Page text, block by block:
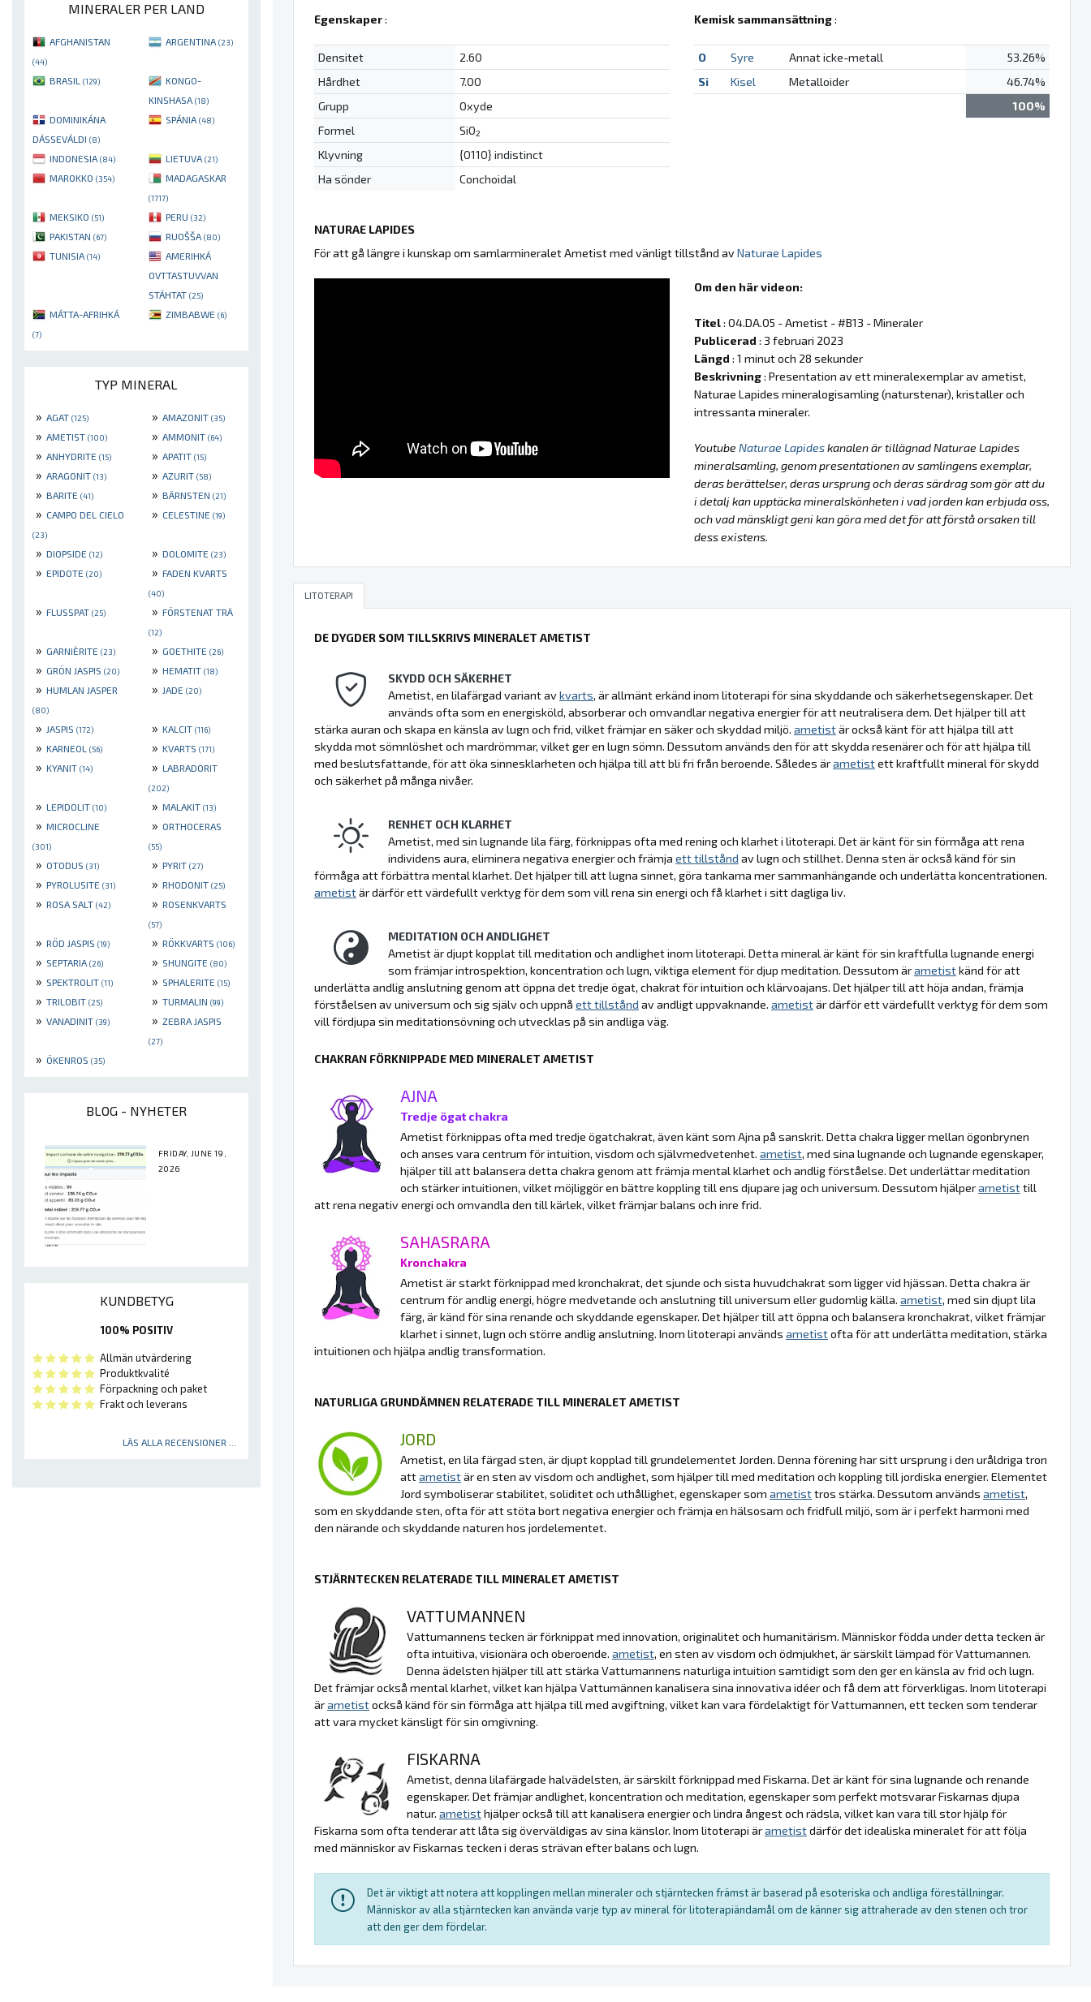
MINERALER PER LAND
AFGHANISTAN
(44)
ARGENTINA (23)
BRASIL (129)
KONGO-
KINSHASA (18)
DOMINIKÁNA
DÁSSEVÁLDI (8)
SPÁNIA (48)
INDONESIA (84) LIETUVA (21)
MAROKKO (354) MADAGASKAR
(1717)
MEKSIKO (51) PERU (32)
PAKISTAN (67) RUOŠŠA (80)
TUNISIA (14)
AMERIHKÁ
OVTTASTUVVAN
STÁHTAT (25)
MÁTTA-AFRIHKÁ
(7)
ZIMBABWE (6)
TYP MINERAL
» AGAT (125) » AMAZONIT (35)
» AMETIST (100) » AMMONIT (64)
» ANHYDRITE (15) » APATIT (15)
» ARAGONIT (13) » AZURIT (58)
» BARITE (41) » BÄRNSTEN (21)
» CAMPO DEL CIELO
(23)
» CELESTINE (19)
» DIOPSIDE (12) » DOLOMITE (23)
» EPIDOTE (20) » FADEN KVARTS
(40)
» FLUSSPAT (25) » FÖRSTENAT TRÄ
(12)
» GARNIÈRITE (23) » GOETHITE (26)
» GRÖN JASPIS (20) » HEMATIT (18)
» HUMLAN JASPER
(80)
» JADE (20)
» JASPIS (172) » KALCIT (116)
» KARNEOL (56) » KVARTS (171)
» KYANIT (14) » LABRADORIT
(202)
» LEPIDOLIT (10) » MALAKIT (13)
» MICROCLINE
(301)
» ORTHOCERAS
(55)
» OTODUS (31) » PYRIT (27)
» PYROLUSITE (31) » RHODONIT (25)
» ROSA SALT (42) » ROSENKVARTS
(57)
» RÖD JASPIS (19) » RÖKKVARTS (106)
» SEPTARIA (26) » SHUNGITE (80)
» SPEKTROLIT (11) » SPHALERITE (15)
» TRILOBIT (25) » TURMALIN (99)
» VANADINIT (39) » ZEBRA JASPIS
(27)
» ÖKENROS (35)
BLOG - NYHETER
FRIDAY, JUNE 19,
2026
KUNDBETYG
100% POSITIV
Allmän utvärdering
Produktkvalité
Förpackning och paket
Frakt och leverans
LÄS ALLA RECENSIONER ...
Egenskaper:
Densitet
2.60
Hårdhet
7.00
Grupp
Oxyde
Formel
SiO2
Klyvning
{0110} indistinct
Ha sönder
Conchoidal
Kemisk sammansättning:
O Syre Annat icke-metall
53.26%
Si
Kisel Metalloider
46.74%
100%
NATURAE LAPIDES
För att gå längre i kunskap om samlarmineralet Ametist med vänligt tillstånd avNaturae Lapides
Om den här videon:
Titel: 04.DA.05 - Ametist - #B13 - Mineraler
Publicerad : 3 februari 2023
Längd : 1 minut och 28 sekunder
Beskrivning: Presentation av ett mineralexemplar av ametist,
Naturae Lapides mineralogisamling (naturstenar), kristaller och
intressanta mineraler.
Youtube Naturae Lapideskanalen är tillägnad Naturae Lapides
mineralsamling, genom presentationen av samlingens exemplar,
deras berättelser, deras ursprung och deras särdrag som gör att du
i detalj kan upptäcka mineralskönheten i vad jorden kan erbjuda oss,
och vad mänskligt geni kan göra med det för att förstå orsaken till
dess existens.
LITOTERAPI
DE DYGDER SOM TILLSKRIVS MINERALET AMETIST
SKYDD OCH SÄKERHET
Ametist, en lilafärgad variant avkvarts, är allmänt erkänd inom litoterapi för sina skyddande och säkerhetsegenskaper. Det
används ofta som en energisköld, absorberar och omvandlar negativa energier för att neutralisera dem. Det hjälper till att
stärka auran och skapa en känsla av lugn och frid, vilket främjar en säker och skyddad miljö. ametistär också känt för att hjälpa till att
skydda mot sömnlöshet och mardrömmar, vilket ger en lugn sömn. Dessutom används den för att skydda resenärer och för att hjälpa till
med beslutsfattande, för att öka sinnesklarheten och hjälpa till att bli fri från beroende. Således ärametistett kraftfullt mineral för skydd
och säkerhet på många nivåer.
RENHET OCH KLARHET
Ametist, med sin lugnande lila färg, förknippas ofta med rening och klarhet i litoterapi. Det är känt för sin förmåga att rena
individens aura, eliminera negativa energier och främja ett tillstånd av lugn och stillhet. Denna sten är också känd för sin
förmåga att förbättra mental klarhet. Det hjälper till att lugna sinnet, göra tankarna mer sammanhängande och underlätta koncentrationen.
ametistär därför ett värdefullt verktyg för dem som vill rena sin energi och få klarhet i sitt dagliga liv.
MEDITATION OCH ANDLIGHET
Ametist är djupt kopplat till meditation och andlighet inom litoterapi. Detta mineral är känt för sin kraftfulla lugnande energi
som främjar introspektion, koncentration och lugn, viktiga element för djup meditation. Dessutom ärametistkänd för att
underlätta andlig anslutning genom att öppna det tredje ögat, chakrat för intuition och klärvoajans. Det hjälper till att höja andan, främja
förståelsen av universum och sig själv och uppnå ett tillstånd av andligt uppvaknande. ametistär därför ett värdefullt verktyg för dem som
vill fördjupa sin meditationsövning och utvecklas på sin andliga väg.
CHAKRAN FÖRKNIPPADE MED MINERALET AMETIST
AJNA
Tredje ögat chakra
Ametist förknippas ofta med tredje ögatchakrat, även känt som Ajna på sanskrit. Detta chakra ligger mellan ögonbrynen
och anses vara centrum för intuition, visdom och självmedvetenhet. ametist, med sina lugnande och lugnande egenskaper,
hjälper till att balansera detta chakra genom att främja mental klarhet och andlig förståelse. Det underlättar meditation
och stärker intuitionen, vilket möjliggör en bättre koppling till ens djupare jag och universum. Dessutom hjälperametisttill
att rena negativ energi och omvandla den till kärlek, vilket främjar balans och inre frid.
SAHASRARA
Kronchakra
Ametist är starkt förknippad med kronchakrat, det sjunde och sista huvudchakrat som ligger vid hjässan. Detta chakra är
centrum för andlig energi, högre medvetande och anslutning till universum eller gudomlig källa. ametist, med sin djupt lila
färg, är känd för sina renande och skyddande egenskaper. Det hjälper till att öppna och balansera kronchakrat, vilket främjar
klarhet i sinnet, lugn och större andlig anslutning. Inom litoterapi används ametistofta för att underlätta meditation, stärka
intuitionen och hjälpa andlig transformation.
NATURLIGA GRUNDÄMNEN RELATERADE TILL MINERALET AMETIST
JORD
Ametist, en lila färgad sten, är djupt kopplad till grundelementet Jorden. Denna förening har sitt ursprung i den uråldriga tron
attametistär en sten av visdom och andlighet, som hjälper till med meditation och koppling till jordiska energier. Elementet
Jord symboliserar stabilitet, soliditet och uthållighet, egenskaper som ametisttros stärka. Dessutom används ametist,
som en skyddande sten, ofta för att stöta bort negativa energier och främja en hälsosam och fridfull miljö, som är i perfekt harmoni med
den närande och skyddande naturen hos jordelementet.
STJÄRNTECKEN RELATERADE TILL MINERALET AMETIST
VATTUMANNEN
Vattumannens tecken är förknippat med innovation, originalitet och humanitärism. Människor födda under detta tecken är
ofta intuitiva, visionära och oberoende. ametist, en sten av visdom och ödmjukhet, är särskilt lämpad för Vattumannen.
Denna ädelsten hjälper till att stärka Vattumannens naturliga intuition samtidigt som den ger en känsla av frid och lugn.
Det främjar också mental klarhet, vilket kan hjälpa Vattumännen kanalisera sina innovativa idéer och få dem att förverkligas. Inom litoterapi
ärametistockså känd för sin förmåga att hjälpa till med avgiftning, vilket kan vara fördelaktigt för Vattumannen, ett tecken som tenderar
att vara mycket känsligt för sin omgivning.
FISKARNA
Ametist, denna lilafärgade halvädelsten, är särskilt förknippad med Fiskarna. Det är känt för sina lugnande och renande
egenskaper. Det främjar andlighet, koncentration och meditation, egenskaper som perfekt motsvarar Fiskarnas djupa
natur. ametisthjälper också till att kanalisera energier och lindra ångest och rädsla, vilket kan vara till stor hjälp för
Fiskarna som ofta tenderar att låta sig överväldigas av sina känslor. Inom litoterapi ärametistdärför det idealiska mineralet för att följa
med människor av Fiskarnas tecken i deras strävan efter balans och lugn.
Det är viktigt att notera att kopplingen mellan mineraler och stjärntecken främst är baserad på esoteriska och andliga föreställningar.
Människor av alla stjärntecken kan använda varje typ av mineral för litoterapiändamål om de känner sig attraherade av den stenen och tror
att den ger dem fördelar.